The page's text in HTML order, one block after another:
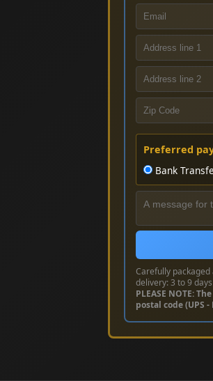
Preferred
Bank
Carefully packaged
delivery: 3 to 9
PLEASE NOTE:
postal code (UPS